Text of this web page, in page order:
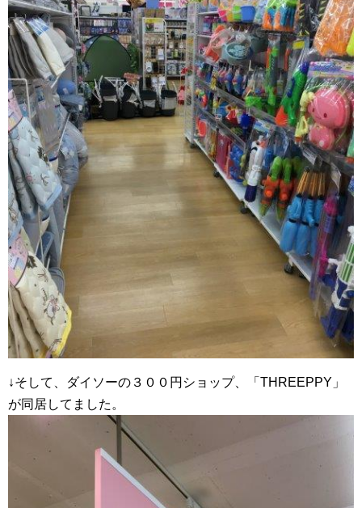
↓そして、ダイソーの３００円ショップ、「THREEPPY」
が同居してました。